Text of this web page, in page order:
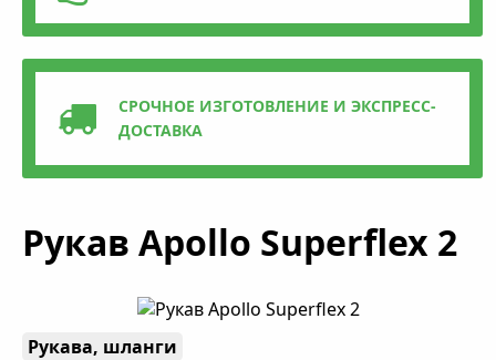
СРОЧНОЕ ИЗГОТОВЛЕНИЕ И ЭКСПРЕСС-
ДОСТАВКА
Рукав Apollo Superflex 2
Рукава, шланги